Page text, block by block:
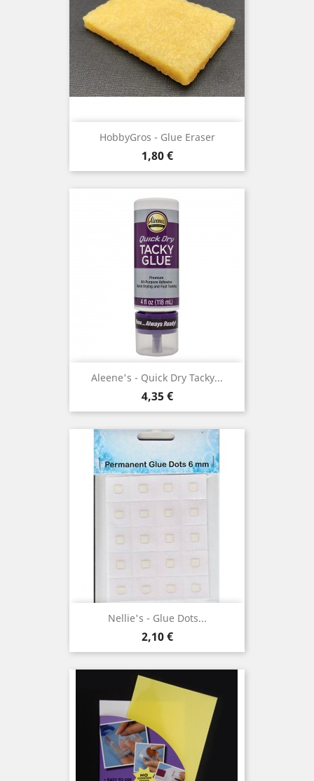
HobbyGros - Glue Eraser
Prix
1,80 €
Aleene's - Quick Dry Tacky...
Prix
4,35 €
Nellie's - Glue Dots...
Prix
2,10 €